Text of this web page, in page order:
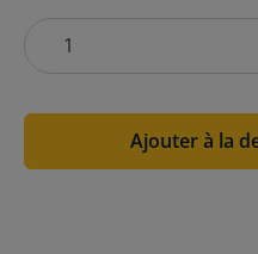
Ajouter à la